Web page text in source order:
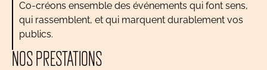
Co-créons ensemble des événements qui font sens,
qui rassemblent, et qui marquent durablement vos
publics.
NOS PRESTATIONS